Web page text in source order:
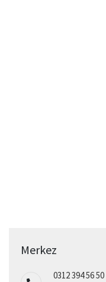
Merkez
0312 394 56 50